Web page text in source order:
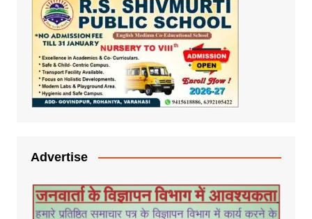
Advertise